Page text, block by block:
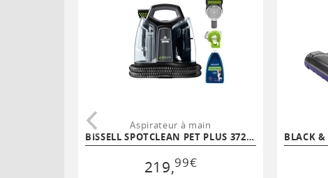
Aspirateur à main
BISSELL SPOTCLEAN PET PLUS 37241
219,99€